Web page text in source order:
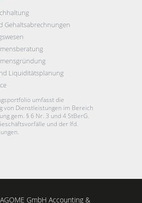
Gehaltsabrechnungen
Liquiditätsplanung
umfasst die
von Dienstleistungen im Bereich
gem. § 6 Nr. 3 und 4 StBerG.
und der lfd.
GmbH Accounting &